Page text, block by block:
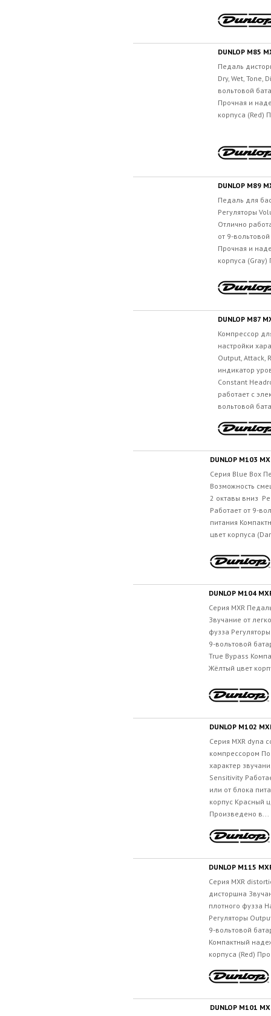
DUNLOP M85
Педаль
Dry, Wet, Tone,
вольтовой
Прочная и
корпуса (Red)
DUNLOP M89
Педаль для
Регуляторы
Отлично
от 9-
Прочная и
корпуса
DUNLOP M87
Компрессор
настройки
Output, Attack,
индикатор
Constant
работает с
вольтовой
DUNLOP M103
Серия Blue Box
Возможность
2 октавы вниз
Работает от 9-
питания
цвет корпуса
DUNLOP M104
Серия MXR
Звучание от
фузза
9-вольтовой
True Bypass
Жёлтый цвет
DUNLOP M102
Серия MXR dyna
компрессором
характер
Sensitivity
или от блока
корпус Красный
Произведено в...
DUNLOP M115
Серия MXR
дисторшна
плотного фузза
Регуляторы
9-вольтовой
Компактный
корпуса (Red)
DUNLOP M101